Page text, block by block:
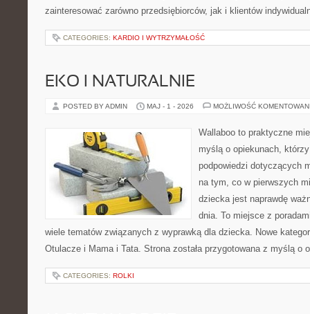
zainteresować zarówno przedsiębiorców, jak i klientów
CATEGORIES: KARDIO I WYTRZYMAŁOŚĆ
EKO I NATURALNIE
POSTED BY ADMIN MAJ - 1 - 2026 MOŻLIWOŚĆ
Wallaboo to praktyczne
myślą o opiekunach,
podpowiedzi dotyczących
na tym, co w pierwszych
dziecka jest naprawdę
dnia. To miejsce z
wiele tematów związanych z wyprawką dla dziecka. Nowe
Otulacze i Mama i Tata. Strona została przygotowana z myślą o
CATEGORIES: ROLKI